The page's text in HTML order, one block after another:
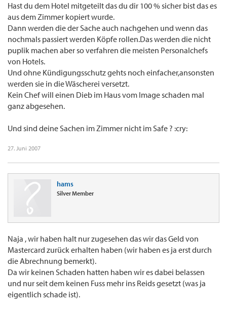
Hast du dem Hotel mitgeteilt das du dir 100 % sicher bist das es
aus dem Zimmer kopiert wurde.
Dann werden die der Sache auch nachgehen und wenn das
nochmals passiert werden Köpfe rollen.Das werden die nicht
puplik machen aber so verfahren die meisten Personalchefs
von Hotels.
Und ohne Kündigungsschutz gehts noch einfacher,ansonsten
werden sie in die Wäscherei versetzt.
Kein Chef will einen Dieb im Haus vom Image schaden mal
ganz abgesehen.
Und sind deine Sachen im Zimmer nicht im Safe ? :cry:
27. Juni 2007
hams
Silver Member
Naja , wir haben halt nur zugesehen das wir das Geld von
Mastercard zurück erhalten haben (wir haben es ja erst durch
die Abrechnung bemerkt).
Da wir keinen Schaden hatten haben wir es dabei belassen
und nur seit dem keinen Fuss mehr ins Reids gesetzt (was ja
eigentlich schade ist).